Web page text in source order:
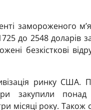
замороженого
до 2548 доларів
безкісткові
ринку США.
закупили
місяці року. Також